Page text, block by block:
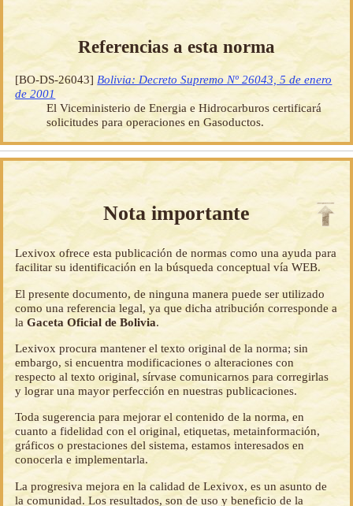
Referencias a esta norma
[BO-DS-26043] Bolivia: Decreto Supremo Nº 26043, 5 de enero
de 2001
El Viceministerio de Energia e Hidrocarburos certificará
solicitudes para operaciones en Gasoductos.
Nota importante
Lexivox ofrece esta publicación de normas como una ayuda para
facilitar su identificación en la búsqueda conceptual vía WEB.
El presente documento, de ninguna manera puede ser utilizado
como una referencia legal, ya que dicha atribución corresponde a
laGaceta Oficial de Bolivia.
Lexivox procura mantener el texto original de la norma; sin
embargo, si encuentra modificaciones o alteraciones con
respecto al texto original, sírvase comunicarnos para corregirlas
y lograr una mayor perfección en nuestras publicaciones.
Toda sugerencia para mejorar el contenido de la norma, en
cuanto a fidelidad con el original, etiquetas, metainformación,
gráficos o prestaciones del sistema, estamos interesados en
conocerla e implementarla.
La progresiva mejora en la calidad de Lexivox, es un asunto de
la comunidad. Los resultados, son de uso y beneficio de la